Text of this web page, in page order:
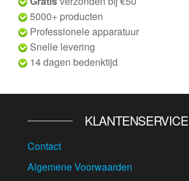
5000+ producten
Professionele apparatuur
Snelle levering
14 dagen bedenktijd
KLANTENSERVICE
Contact
Algemene Voorwaarden